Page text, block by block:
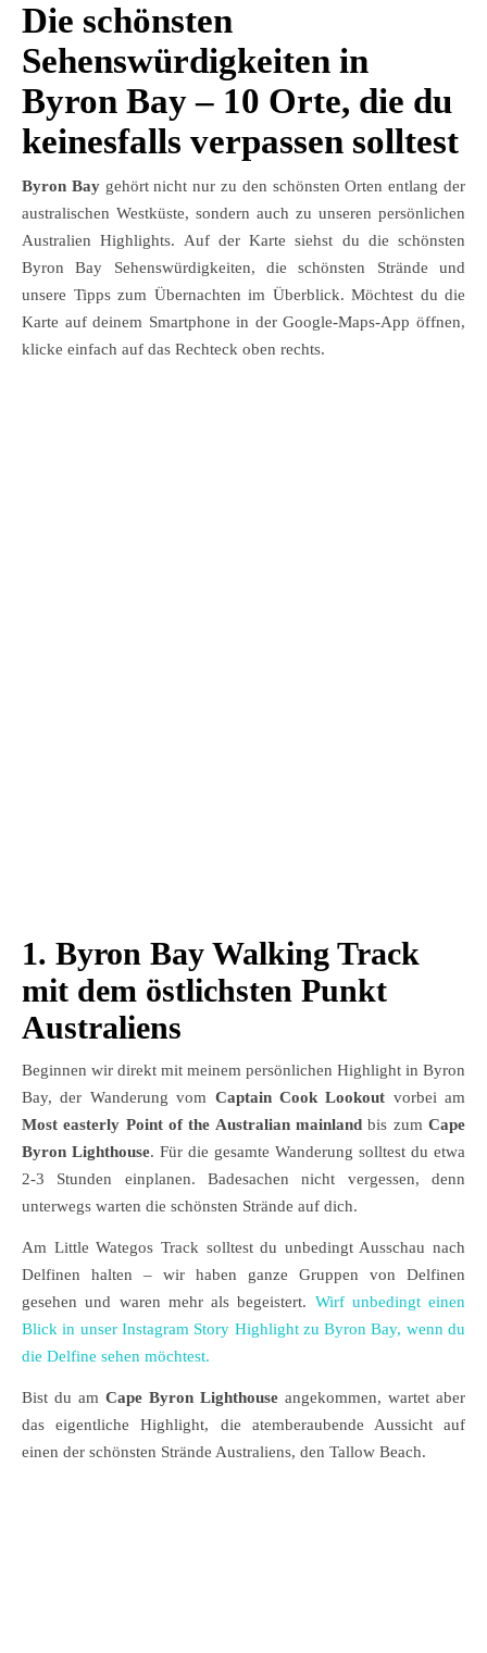
Die schönsten
Sehenswürdigkeiten in
Byron Bay – 10 Orte, die du
keinesfalls verpassen solltest
Byron Baygehört nicht nur zu den schönsten Orten entlang der
australischen Westküste, sondern auch zu unseren persönlichen
Australien Highlights. Auf der Karte siehst du die schönsten
Byron Bay Sehenswürdigkeiten, die schönsten Strände und
unsere Tipps zum Übernachten im Überblick. Möchtest du die
Karte auf deinem Smartphone in der Google-Maps-App öffnen,
klicke einfach auf das Rechteck oben rechts.
1. Byron Bay Walking Track
mit dem östlichsten Punkt
Australiens
Beginnen wir direkt mit meinem persönlichen Highlight in Byron
Bay, der Wanderung vom Captain Cook Lookout vorbei am
Most easterly Point of the Australian mainlandbis zumCape
Byron Lighthouse. Für die gesamte Wanderung solltest du etwa
2-3 Stunden einplanen. Badesachen nicht vergessen, denn
unterwegs warten die schönsten Strände auf dich.
Am Little Wategos Track solltest du unbedingt Ausschau nach
Delfinen halten – wir haben ganze Gruppen von Delfinen
gesehen und waren mehr als begeistert. Wirf unbedingt einen
Blick in unser Instagram Story Highlight zu Byron Bay, wenn du
die Delfine sehen möchtest.
Bist du am Cape Byron Lighthouse angekommen, wartet aber
das eigentliche Highlight, die atemberaubende Aussicht auf
einen der schönsten Strände Australiens, den Tallow Beach.